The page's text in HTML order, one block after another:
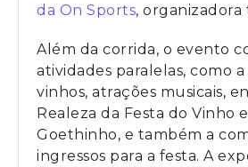
da On Sports, organizadora
Além da corrida, o evento
atividades paralelas, como
vinhos, atrações musicais,
Realeza da Festa do Vinho
Goethinho, e também a
ingressos para a festa. A